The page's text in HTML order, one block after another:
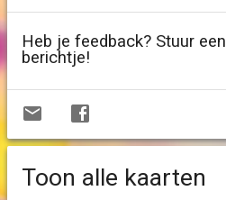
Heb je feedback? Stuur een
berichtje!
Toon alle kaarten